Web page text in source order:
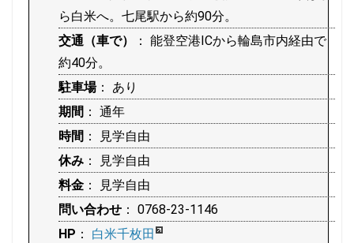
ら白米へ。七尾駅から約90分。
交通（車で）
： 能登空港ICから輪島市内経由で
約40分。
駐車場： あり
期間 ： 通年
時間 ： 見学自由
休み ： 見学自由
料金 ： 見学自由
問い合わせ ： 0768-23-1146
HP ： 白米千枚田